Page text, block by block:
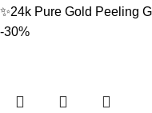
✨24k Pure Gold Peeling Gel-
-30%